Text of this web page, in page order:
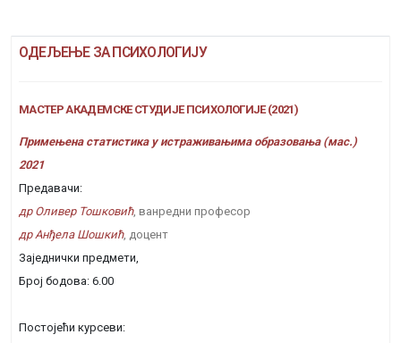
ОДЕЉЕЊЕ ЗА ПСИХОЛОГИЈУ
МАСТЕР АКАДЕМСКЕ СТУДИЈЕ ПСИХОЛОГИЈЕ (2021)
Примењена статистика у истраживањима образовања (мас.)
2021
Предавачи:
др Оливер Тошковић, ванредни професор
др Анђела Шошкић, доцент
Заједнички предмети,
Број бодова: 6.00
Постојећи курсеви: